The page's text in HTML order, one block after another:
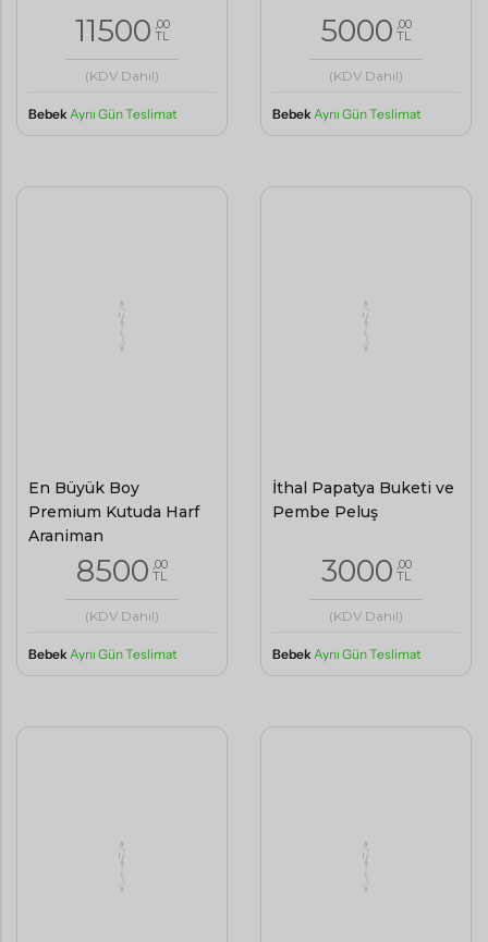
11500 ,00
TL
(KDV Dahil)
Bebek Aynı Gün Teslimat
5000 ,00
TL
(KDV Dahil)
Bebek Aynı Gün Teslimat
En Büyük Boy
Premium Kutuda Harf
Aranjman
8500 ,00
TL
(KDV Dahil)
BebekAynı Gün Teslimat
İthal Papatya Buketi ve
Pembe Peluş
3000 ,00
TL
(KDV Dahil)
BebekAynı Gün Teslimat